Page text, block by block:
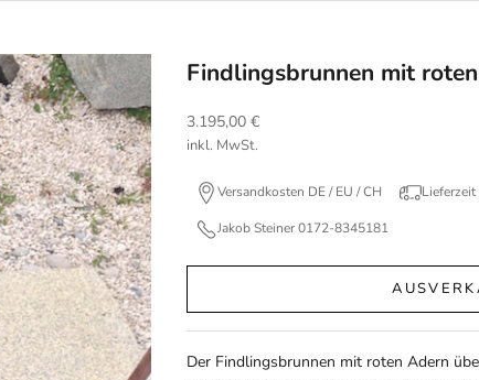
Findlingsbrunnen mit
Angebot
3.195,00 €
inkl. MwSt.
Versandkosten DE / EU / CH
Jakob Steiner 0172-8345181
Der Findlingsbrunnen mit roten Adern